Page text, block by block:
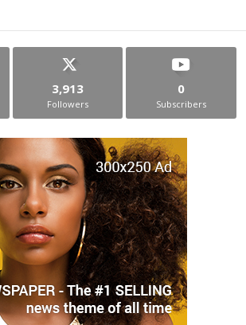
3,913
Followers
0
Subscribers